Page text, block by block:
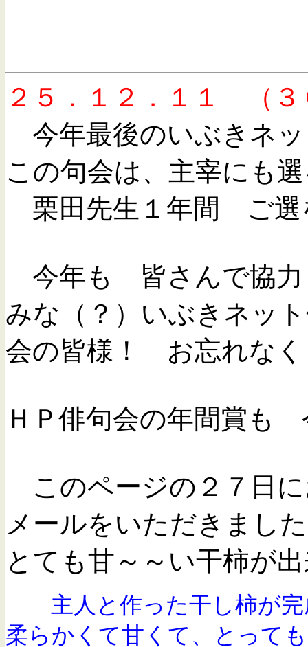
２５．１２．１１ （３
今年最後のいぶきネ
この句会は、主宰にも
栗田先生１年間 ご選
今年も 皆さんで協力
みな（？）いぶきネッ
会の皆様！ お忘れな
ＨＰ俳句会の年間賞も
このページの２７日
メールをいただきまし
とても甘～～い干柿が
主人と作った干し柿が完
柔らかくて甘くて、とって